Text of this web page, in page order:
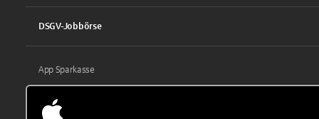
DSGV-Jobbörse
App Sparkasse